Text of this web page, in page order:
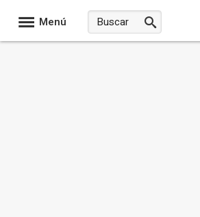
Menú